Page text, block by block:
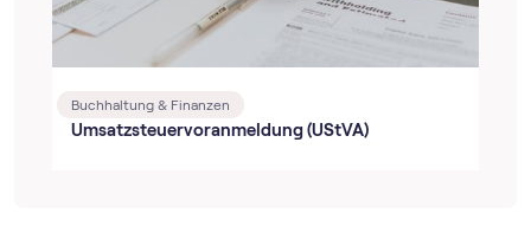
Buchhaltung & Finanzen
Umsatz­steuer­voranmeldung (UStVA)